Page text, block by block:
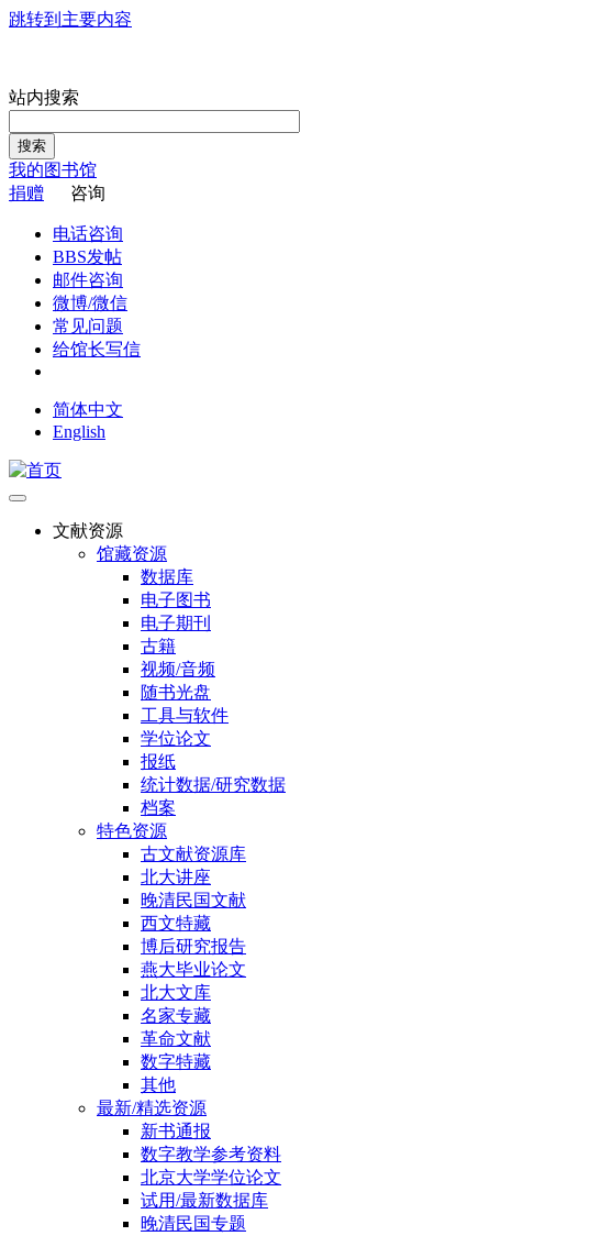
跳转到主要内容
站内搜索
搜索
我的图书馆
捐赠
咨询
电话咨询
BBS发帖
邮件咨询
微博/微信
常见问题
给馆长写信
简体中文
English
文献资源
馆藏资源
数据库
电子图书
电子期刊
古籍
视频/音频
随书光盘
工具与软件
学位论文
报纸
统计数据/研究数据
档案
特色资源
古文献资源库
北大讲座
晚清民国文献
西文特藏
博后研究报告
燕大毕业论文
北大文库
名家专藏
革命文献
数字特藏
其他
最新/精选资源
新书通报
数字教学参考资料
北京大学学位论文
试用/最新数据库
晚清民国专题